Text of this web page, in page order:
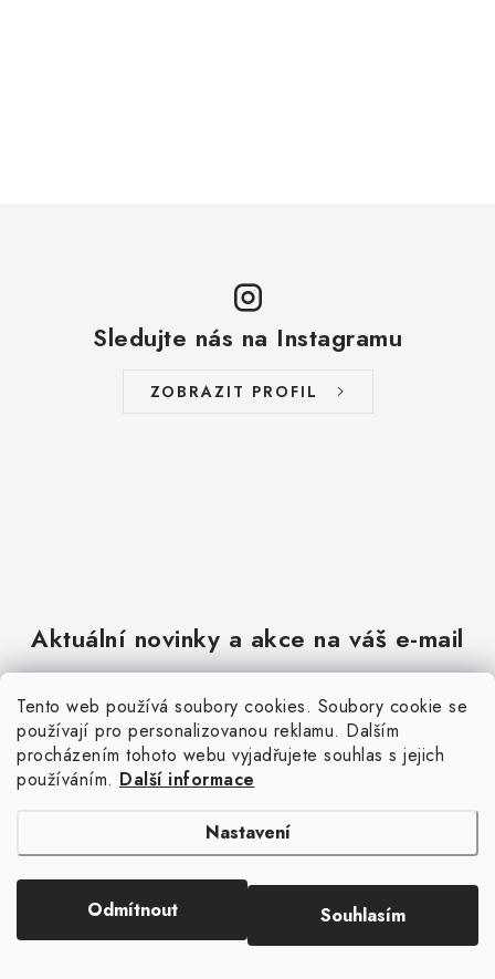
Tento web používá soubory cookies. Soubory cookie se
používají pro personalizovanou reklamu. Dalším
procházením tohoto webu vyjadřujete souhlas s jejich
používáním. Další informace
Nastavení
Odmítnout Souhlasím
Sledujte nás na Instagramu
ZOBRAZIT PROFIL
Aktuální novinky a akce na váš e-mail
E-mail
Vložením e-mailu souhlasíte spodmínkami ochrany osobních údajů
PŘIHLÁSIT SE
Pomůžeme vám s výběrem